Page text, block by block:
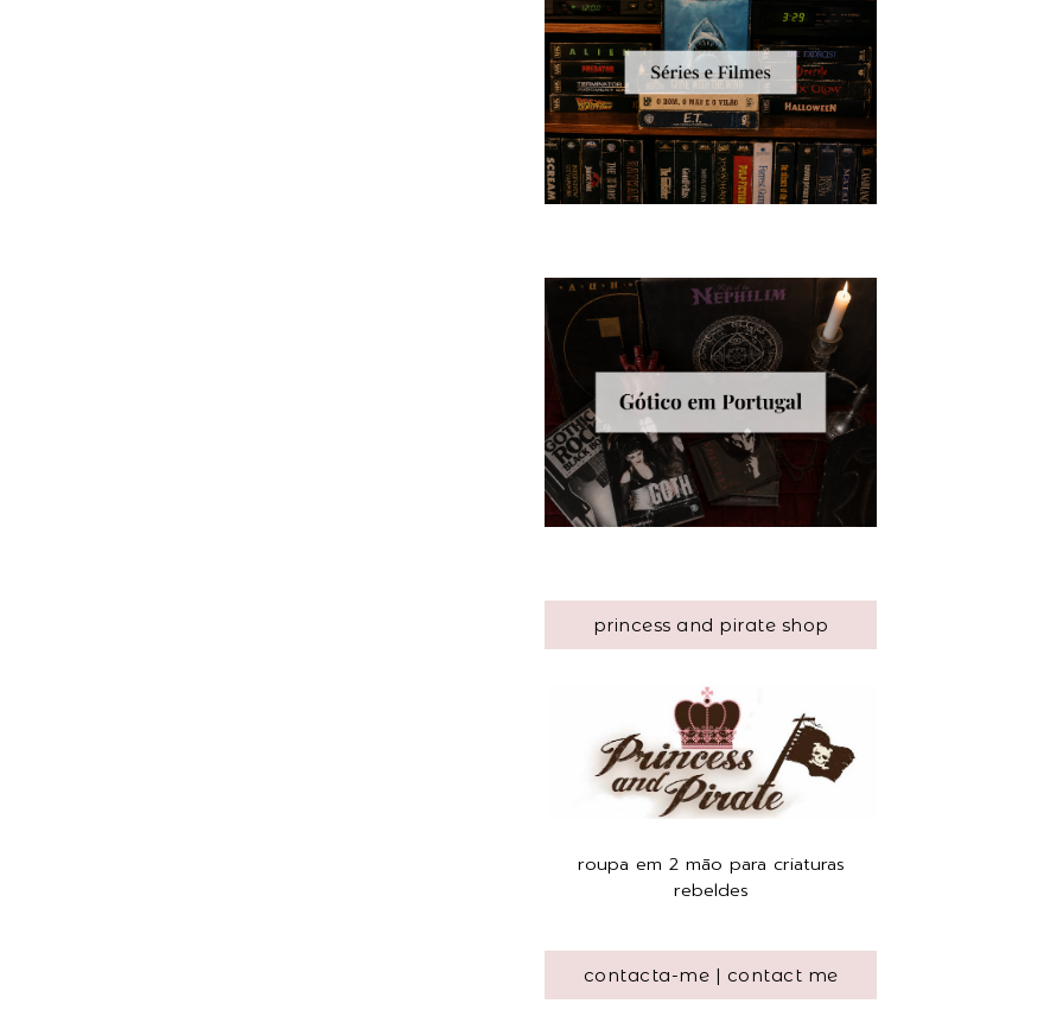
princess and pirate shop
roupa em 2 mão para criaturas
rebeldes
contacta-me | contact me